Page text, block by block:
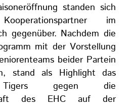
standen sich
im
gegenüber. Nachdem die
mit der Vorstellung
beider Partein
stand als Highlight das
gegen die
des EHC auf der